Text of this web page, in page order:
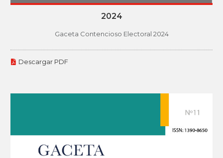
2024
Gaceta Contencioso Electoral 2024
Descargar PDF